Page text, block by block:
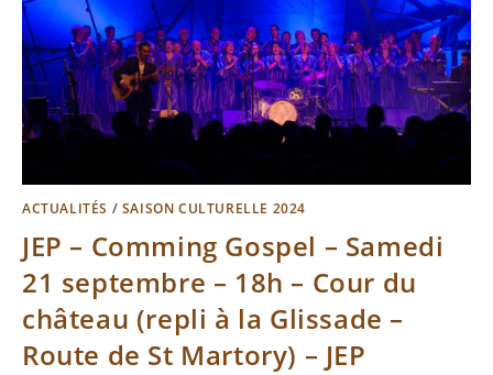
ACTUALITÉS / SAISON CULTURELLE 2024
JEP – Comming Gospel – Samedi
21 septembre – 18h – Cour du
château (repli à la Glissade –
Route de St Martory) – JEP